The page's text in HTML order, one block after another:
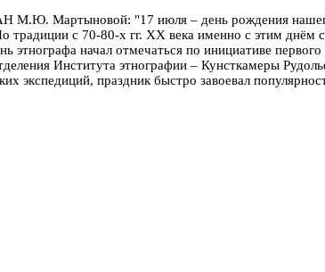
М.Ю. Мартыновой: "17 июля – день рождения
традиции с 70-80-х гг. XX века именно с этим днём
этнографа начал отмечаться по инициативе
Института этнографии – Кунсткамеры
экспедиций, праздник быстро завоевал